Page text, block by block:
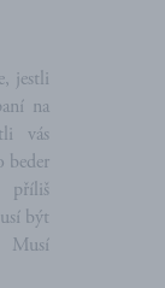
jestli
na
vás
beder
příliš
být